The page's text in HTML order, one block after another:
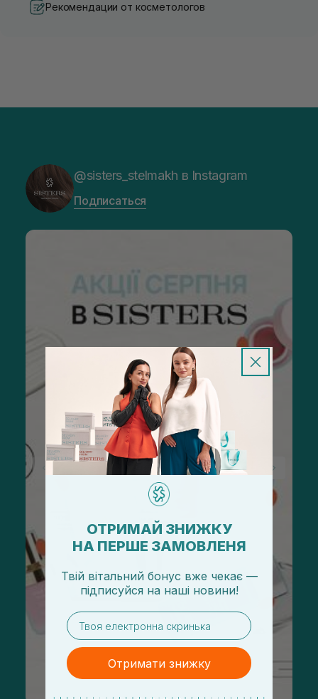
Рекомендации от косметологов
@sisters_stelmakh в Instagram
Подписаться
ОТРИМАЙ ЗНИЖКУ
НА ПЕРШЕ ЗАМОВЛЕНЯ
Твій вітальний бонус вже чекає —
підписуйся на наші новини!
email
Отримати знижку